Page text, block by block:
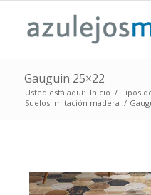
Gauguin 25×22
Usted está aquí: Inicio / Tipos
Suelos imitación madera /